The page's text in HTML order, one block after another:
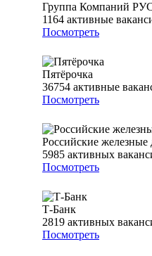
Группа Компаний
1164 активные
Посмотреть
Пятёрочка
36754 активные
Посмотреть
Российские железные
5985 активных
Посмотреть
Т-Банк
2819 активных
Посмотреть